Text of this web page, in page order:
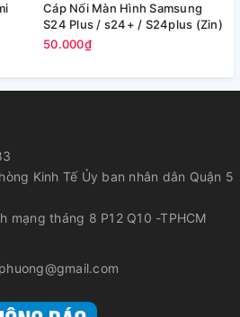
Cáp Nối Màn Hình Samsung
S24 Plus / s24+ / S24plus (Zin)
50.000₫
Kinh Tế Ủy ban nhân dân Quận 5
mạng tháng 8 P12 Q10 -TPHCM